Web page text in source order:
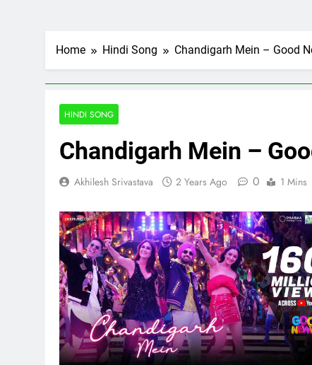
Home Hindi Song Chandigarh Mein – Good
HINDI SONG
Chandigarh Mein –
Akhilesh Srivastava 2 Years Ago 0 1 Mins